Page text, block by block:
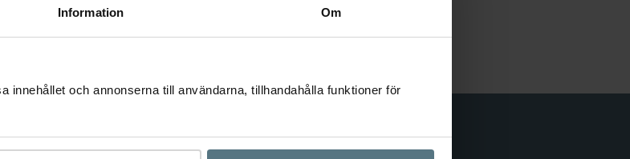
Information Om
innehållet och annonserna till användarna, tillhandahålla funktioner för